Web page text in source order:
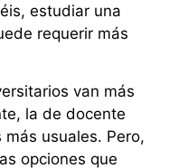
estudiar una
requerir más
van más
la de docente
usuales. Pero,
opciones que